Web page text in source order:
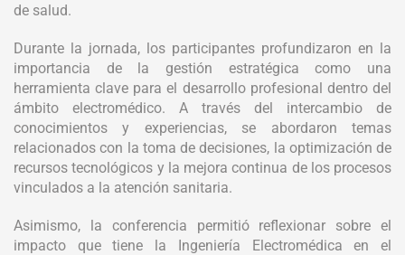
de salud.
Durante la jornada, los participantes profundizaron en la
importancia de la gestión estratégica como una
herramienta clave para el desarrollo profesional dentro del
ámbito electromédico. A través del intercambio de
conocimientos y experiencias, se abordaron temas
relacionados con la toma de decisiones, la optimización de
recursos tecnológicos y la mejora continua de los procesos
vinculados a la atención sanitaria.
Asimismo, la conferencia permitió reflexionar sobre el
impacto que tiene la Ingeniería Electromédica en el